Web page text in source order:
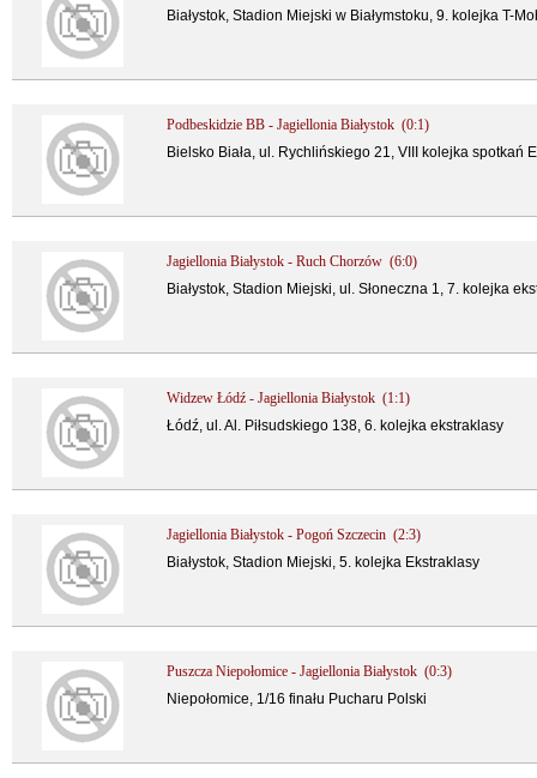
Białystok, Stadion Miejski w Białymstoku, 9. kolejka T-
Podbeskidzie BB - Jagiellonia Białystok (0:1)
Bielsko Biała, ul. Rychlińskiego 21, VIII kolejka spotkań
Jagiellonia Białystok - Ruch Chorzów (6:0)
Białystok, Stadion Miejski, ul. Słoneczna 1, 7. kolejka
Widzew Łódź - Jagiellonia Białystok (1:1)
Łódź, ul. Al. Piłsudskiego 138, 6. kolejka ekstraklasy
Jagiellonia Białystok - Pogoń Szczecin (2:3)
Białystok, Stadion Miejski, 5. kolejka Ekstraklasy
Puszcza Niepołomice - Jagiellonia Białystok (0:3)
Niepołomice, 1/16 finału Pucharu Polski